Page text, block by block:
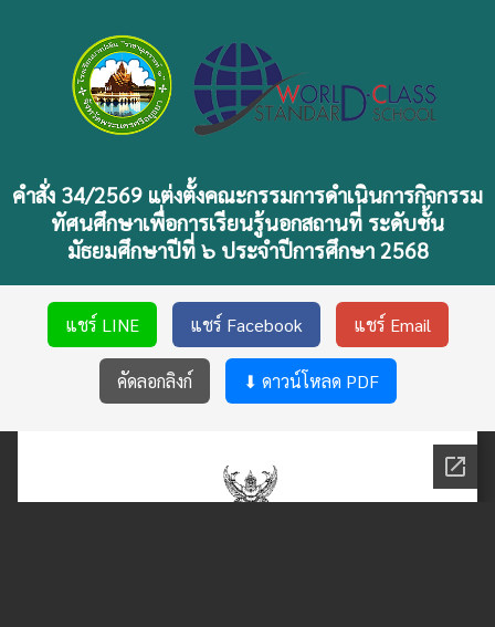
คำสั่ง 34/2569 แต่งตั้งคณะกรรมการดำเนินการกิจกรรม
ทัศนศึกษาเพื่อการเรียนรู้นอกสถานที่ ระดับชั้น
มัธยมศึกษาปีที่ ๖ ประจำปีการศึกษา 2568
แชร์ LINE แชร์ Facebook แชร์ Email
คัดลอกลิงก์ ⬇ ดาวน์โหลด PDF